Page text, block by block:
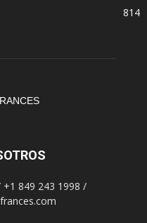
814
+1 849 243 1998 /